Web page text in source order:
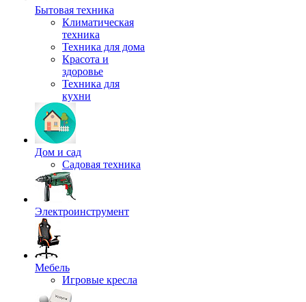
Бытовая техника
Климатическая
техника
Техника для дома
Красота и
здоровье
Техника для
кухни
Дом и сад
Садовая техника
Электроинструмент
Мебель
Игровые кресла